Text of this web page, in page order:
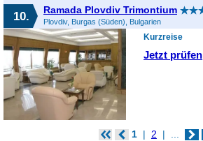
10. Ramada Plovdiv Trimontium
Plovdiv, Burgas (Süden), Bulgarien
Kurzreise
Jetzt prüfen
1 2 ...